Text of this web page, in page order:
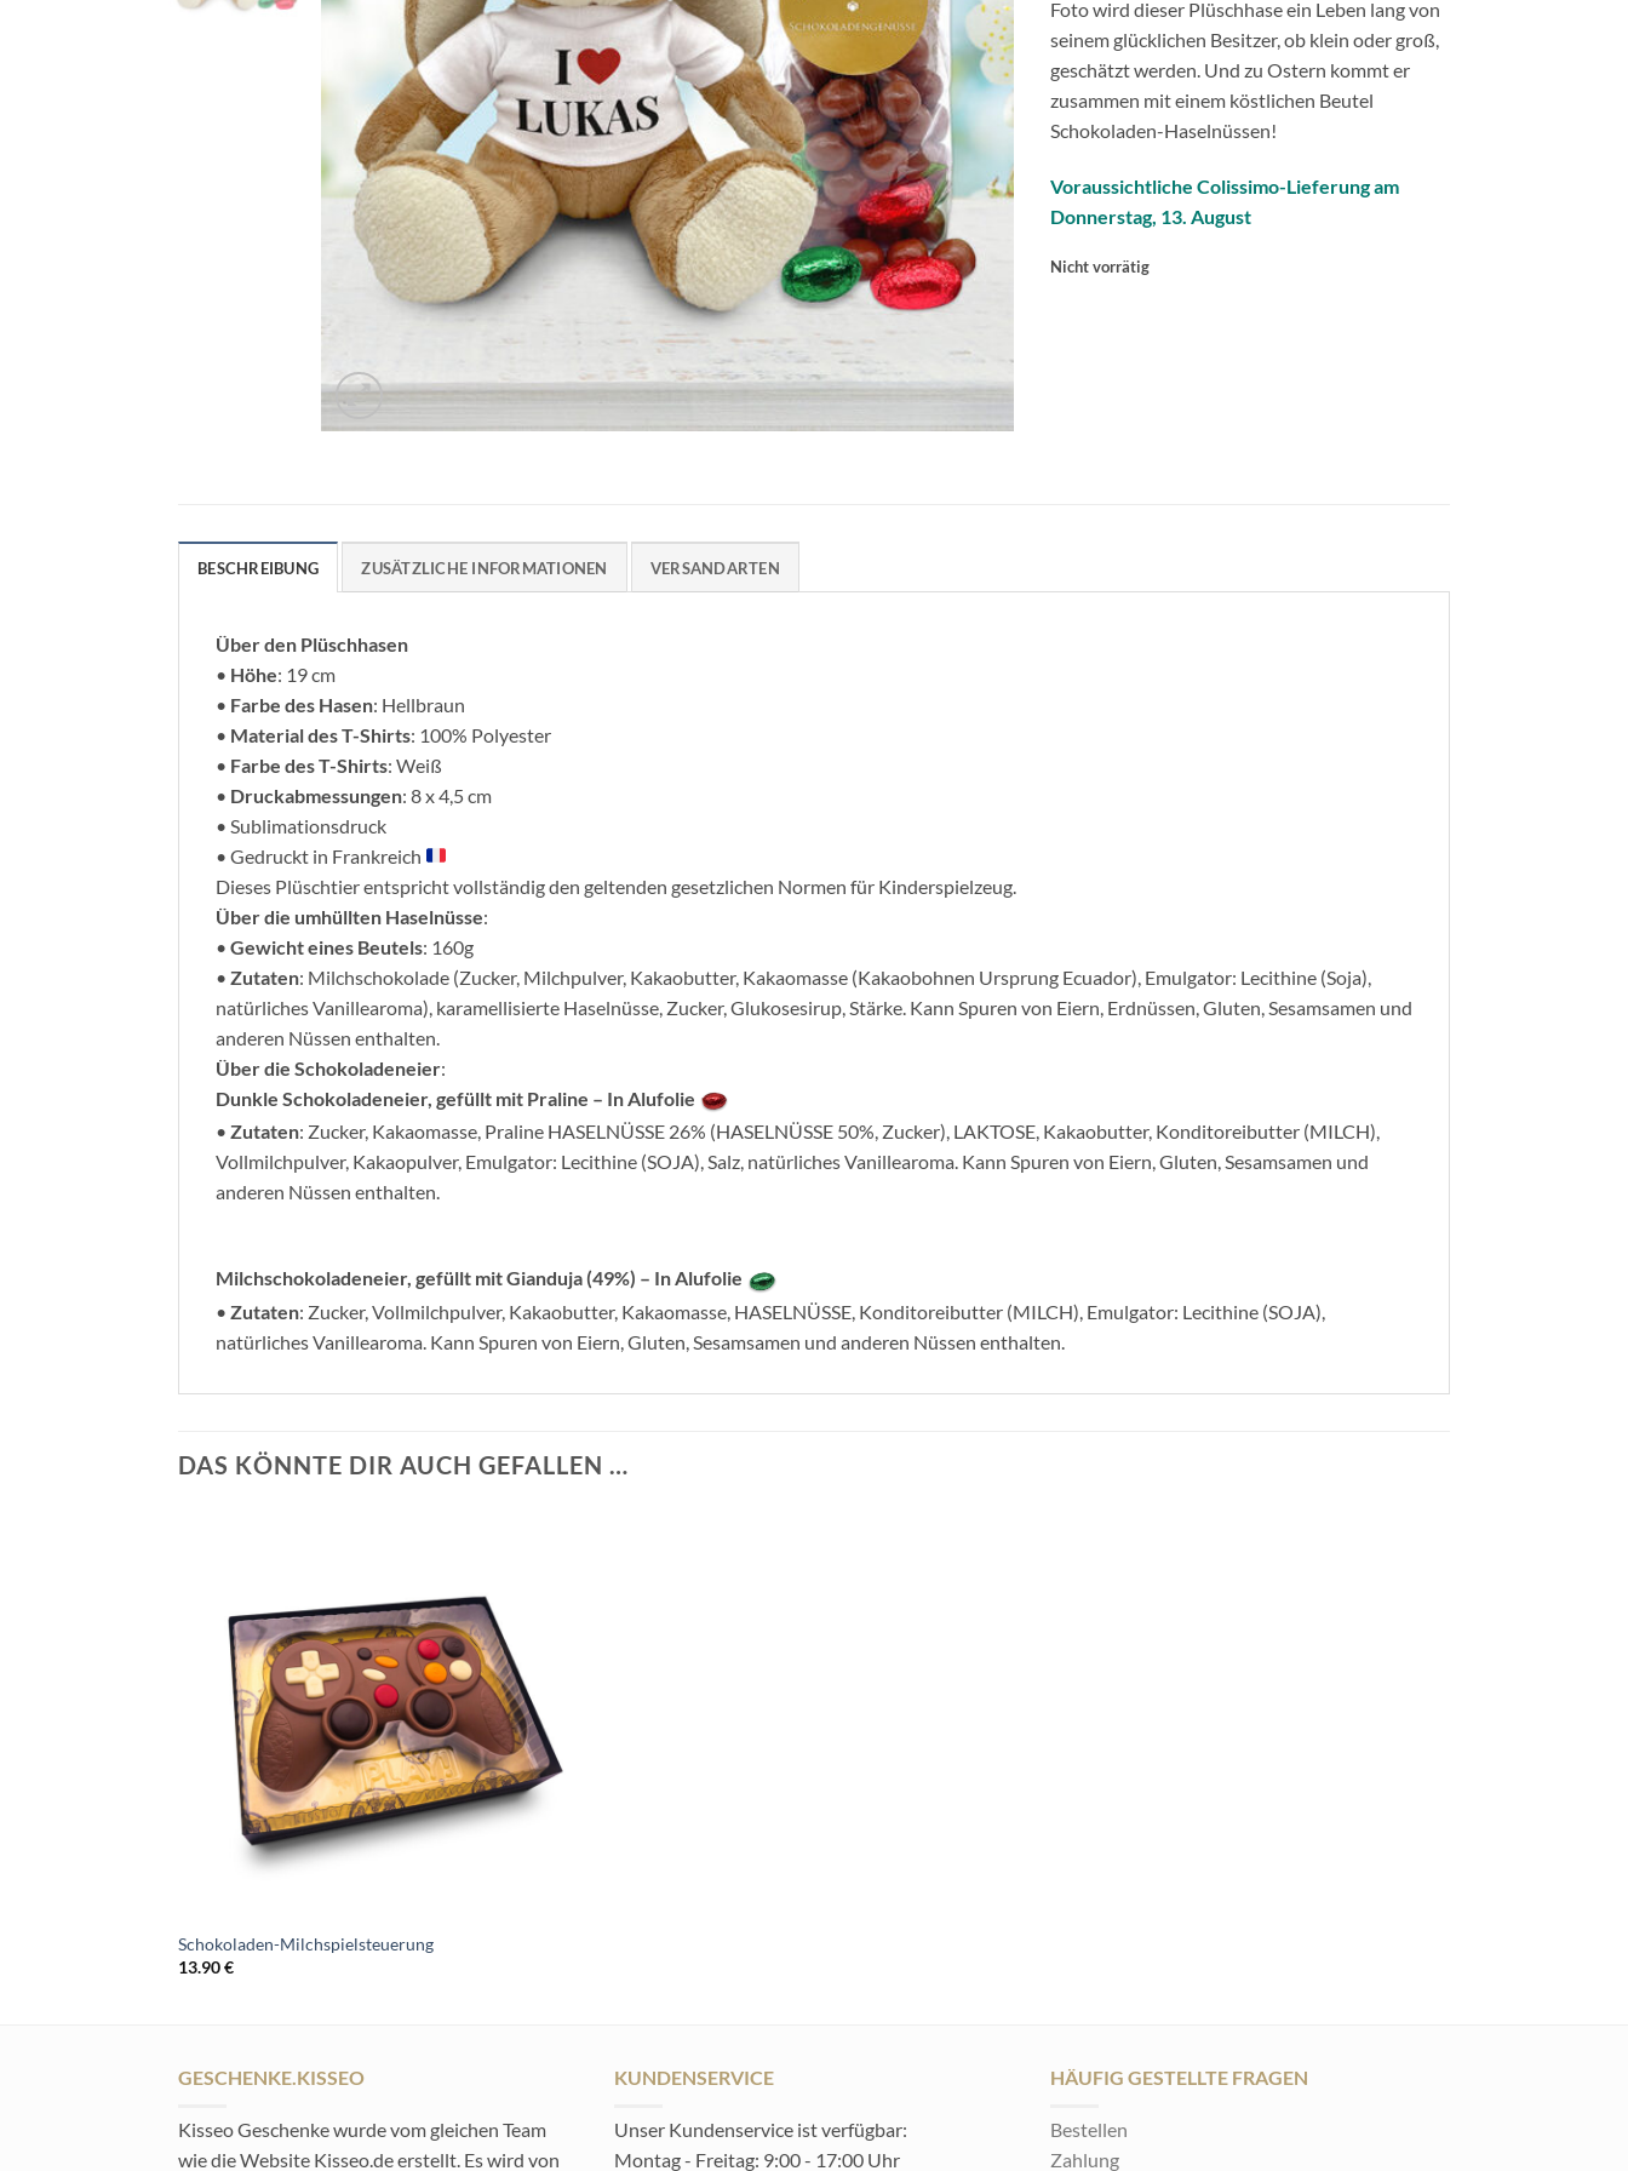
Foto wird dieser Plüschhase ein Leben lang von
seinem glücklichen Besitzer, ob klein oder groß,
geschätzt werden. Und zu Ostern kommt er
zusammen mit einem köstlichen Beutel
Schokoladen-Haselnüssen!
Voraussichtliche Colissimo-Lieferung am
Donnerstag, 13. August
Nicht vorrätig
BESCHREIBUNG ZUSÄTZLICHE INFORMATIONEN VERSANDARTEN
Über den Plüschhasen
• Höhe: 19 cm
• Farbe des Hasen: Hellbraun
• Material des T-Shirts: 100% Polyester
• Farbe des T-Shirts: Weiß
• Druckabmessungen: 8 x 4,5 cm
• Sublimationsdruck
• Gedruckt in Frankreich
Dieses Plüschtier entspricht vollständig den geltenden gesetzlichen Normen für Kinderspielzeug.
Über die umhüllten Haselnüsse:
• Gewicht eines Beutels: 160g
• Zutaten: Milchschokolade (Zucker, Milchpulver, Kakaobutter, Kakaomasse (Kakaobohnen Ursprung Ecuador), Emulgator: Lecithine (Soja),
natürliches Vanillearoma), karamellisierte Haselnüsse, Zucker, Glukosesirup, Stärke. Kann Spuren von Eiern, Erdnüssen, Gluten, Sesamsamen und
anderen Nüssen enthalten.
Über die Schokoladeneier:
Dunkle Schokoladeneier, gefüllt mit Praline – In Alufolie
• Zutaten: Zucker, Kakaomasse, Praline HASELNÜSSE 26% (HASELNÜSSE 50%, Zucker), LAKTOSE, Kakaobutter, Konditoreibutter (MILCH),
Vollmilchpulver, Kakaopulver, Emulgator: Lecithine (SOJA), Salz, natürliches Vanillearoma. Kann Spuren von Eiern, Gluten, Sesamsamen und
anderen Nüssen enthalten.
Milchschokoladeneier, gefüllt mit Gianduja (49%) – In Alufolie
• Zutaten: Zucker, Vollmilchpulver, Kakaobutter, Kakaomasse, HASELNÜSSE, Konditoreibutter (MILCH), Emulgator: Lecithine (SOJA),
natürliches Vanillearoma. Kann Spuren von Eiern, Gluten, Sesamsamen und anderen Nüssen enthalten.
DAS KÖNNTE DIR AUCH GEFALLEN …
Schokoladen-Milchspielsteuerung
13.90€
GESCHENKE.KISSEO
Kisseo Geschenke wurde vom gleichen Team
wie die Website Kisseo.de erstellt. Es wird von
KUNDENSERVICE
Unser Kundenservice ist verfügbar:
Montag - Freitag: 9:00 - 17:00 Uhr
HÄUFIG GESTELLTE FRAGEN
Bestellen
Zahlung